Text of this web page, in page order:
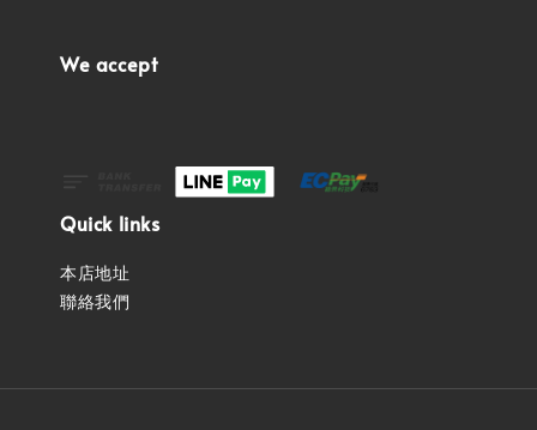
We accept
Quick links
本店地址
聯絡我們